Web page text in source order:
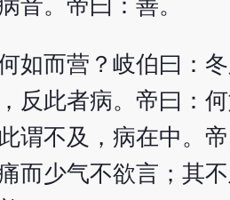
音。帝曰：善。
如而营？岐伯曰：
反此者病。帝曰：
谓不及，病在中。
而少气不欲言；其